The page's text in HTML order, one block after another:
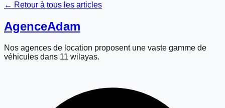
← Retour à tous les articles
AgenceAdam
Nos agences de location proposent une vaste gamme de
véhicules dans 11 wilayas.